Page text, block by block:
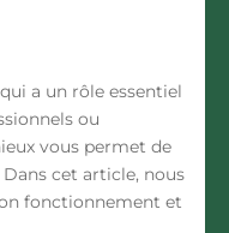
a un rôle essentiel
ou
vous permet de
cet article, nous
fonctionnement et